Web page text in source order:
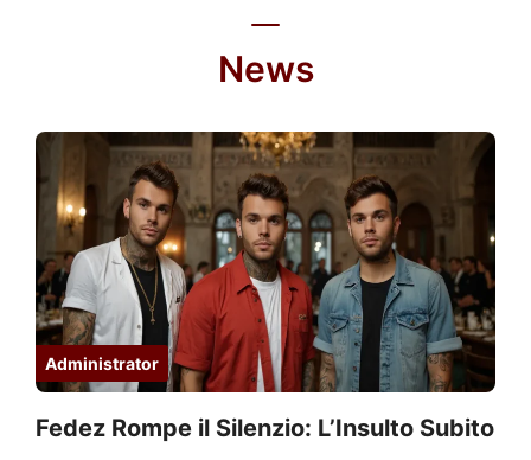
News
Administrator
Fedez Rompe il Silenzio: L’Insulto Subito